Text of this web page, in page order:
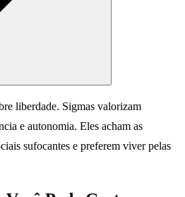
liberdade. Sigmas valorizam
e autonomia. Eles acham as
sufocantes e preferem viver pelas